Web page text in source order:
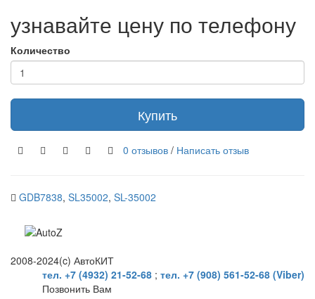
узнавайте цену по телефону
Количество
Купить
0 отзывов / Написать отзыв
GDB7838, SL35002, SL-35002
2008-2024(c) АвтоКИТ
тел. +7 (4932) 21-52-68 ; тел. +7 (908) 561-52-68 (Viber)
Позвонить Вам